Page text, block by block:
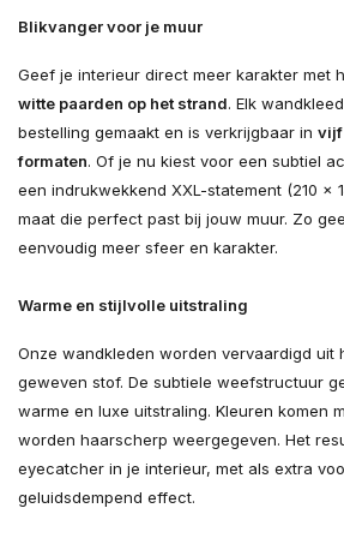
Blikvanger voor je muur
Geef je interieur direct meer karakter met
witte paarden op het strand. Elk
bestelling gemaakt en is verkrijgbaar in vijf
formaten. Of je nu kiest voor een subtiel
een indrukwekkend XXL-statement (210 ×
maat die perfect past bij jouw muur. Zo
eenvoudig meer sfeer en karakter.
Warme en stijlvolle uitstraling
Onze wandkleden worden vervaardigd uit
geweven stof. De subtiele weefstructuur
warme en luxe uitstraling. Kleuren komen
worden haarscherp weergegeven. Het
eyecatcher in je interieur, met als extra
geluidsdempend effect.